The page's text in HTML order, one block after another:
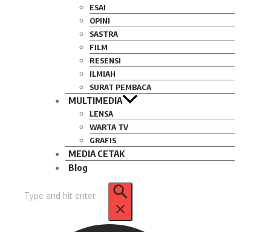
ESAI
OPINI
SASTRA
FILM
RESENSI
ILMIAH
SURAT PEMBACA
MULTIMEDIA
LENSA
WARTA TV
GRAFIS
MEDIA CETAK
Blog
untuk: